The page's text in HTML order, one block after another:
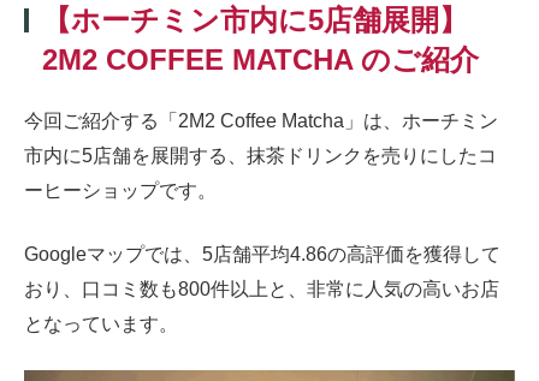
【ホーチミン市内に5店舗展開】
2M2 COFFEE MATCHA のご紹介
今回ご紹介する「2M2 Coffee Matcha」は、ホーチミン
市内に5店舗を展開する、抹茶ドリンクを売りにしたコ
ーヒーショップです。
Googleマップでは、5店舗平均4.86の高評価を獲得して
おり、口コミ数も800件以上と、非常に人気の高いお店
となっています。